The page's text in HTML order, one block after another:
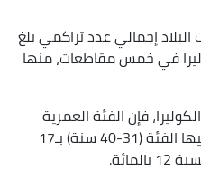
إجمالي عدد تراكمي بلغ
في خمس مقاطعات، منها
فإن الفئة العمرية
(41-50 سنة) تمثل 23 بالمائة، تليها الفئة (31-40 سنة) بـ17